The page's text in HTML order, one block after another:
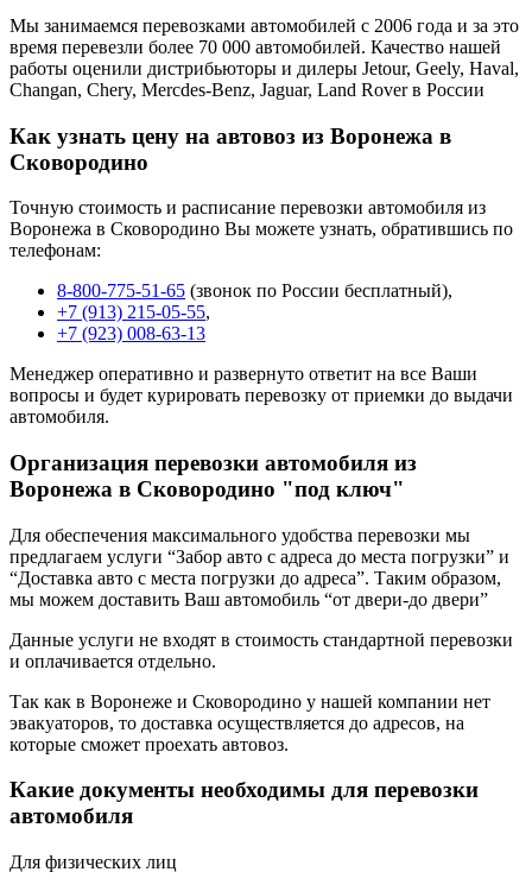
Мы занимаемся перевозками автомобилей с 2006 года и за это
время перевезли более 70 000 автомобилей. Качество нашей
работы оценили дистрибьюторы и дилеры Jetour, Geely, Haval,
Changan, Chery, Mercdes-Benz, Jaguar, Land Rover в России
Как узнать цену на автовоз из Воронежа в
Сковородино
Точную стоимость и расписание перевозки автомобиля из
Воронежа в Сковородино Вы можете узнать, обратившись по
телефонам:
8-800-775-51-65 (звонок по России бесплатный),
+7 (913) 215-05-55,
+7 (923) 008-63-13
Менеджер оперативно и развернуто ответит на все Ваши
вопросы и будет курировать перевозку от приемки до выдачи
автомобиля.
Организация перевозки автомобиля из
Воронежа в Сковородино "под ключ"
Для обеспечения максимального удобства перевозки мы
предлагаем услуги “Забор авто с адреса до места погрузки” и
“Доставка авто с места погрузки до адреса”. Таким образом,
мы можем доставить Ваш автомобиль “от двери-до двери”
Данные услуги не входят в стоимость стандартной перевозки
и оплачивается отдельно.
Так как в Воронеже и Сковородино у нашей компании нет
эвакуаторов, то доставка осуществляется до адресов, на
которые сможет проехать автовоз.
Какие документы необходимы для перевозки
автомобиля
Для физических лиц